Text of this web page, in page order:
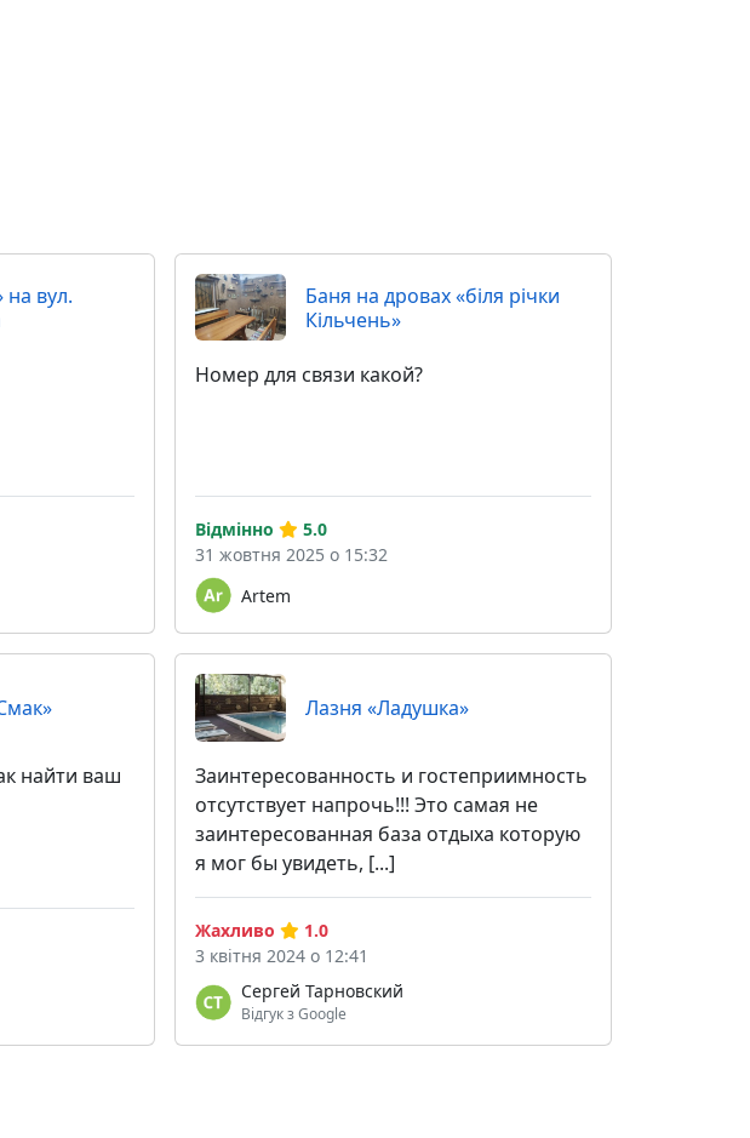
вул.
Баня на дровах «біля річки
Кільчень»
Номер для связи какой?
Artem
Відмінно
5.0
31 жовтня 2025 о 15:32
найти ваш
Лазня «Ладушка»
Заинтересованность и гостеприимность
отсутствует напрочь!!! Это самая не
заинтересованная база отдыха которую
я мог бы увидеть, [...]
Сергей Тарновский
Відгук з Google
Жахливо
1.0
3 квітня 2024 о 12:41